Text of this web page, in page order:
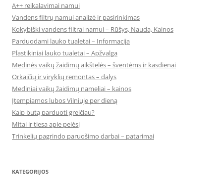
A++ reikalavimai namui
Vandens filtrų namui analizė ir pasirinkimas
Kokybiški vandens filtrai namui – Rūšys, Nauda, Kainos
Parduodami lauko tualetai – Informacija
Plastikiniai lauko tualetai – Apžvalga
Medinės vaikų žaidimų aikštelės – šventėms ir kasdienai
Orkaičių ir viryklių remontas – dalys
Mediniai vaikų žaidimų nameliai – kainos
Įtempiamos lubos Vilniuje per dieną
Kaip butą parduoti greičiau?
Mitai ir tiesa apie pelėsį
Trinkelių pagrindo paruošimo darbai – patarimai
KATEGORIJOS